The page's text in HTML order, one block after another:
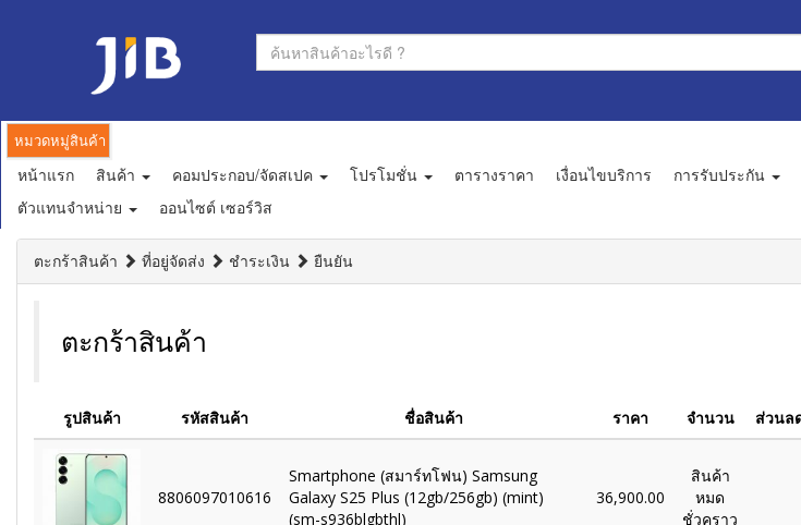
หมวดหมู่สินค้า
หน้าแรก สินค้า คอมประกอบ/จัดสเปค โปรโมชั่น ตารางราคา เงื่อนไขบริการ การรับประกัน
ตัวแทนจำหน่าย
ออนไซต์ เซอร์วิส
ตะกร้าสินค้า ที่อยู่จัดส่ง ชำระเงิน ยืนยัน
ตะกร้าสินค้า
รูปสินค้า รหัสสินค้า ชื่อสินค้า ราคา จำนวน ส่วนล
8806097010616
Smartphone (สมาร์ทโฟน) Samsung
Galaxy S25 Plus (12gb/256gb) (mint)
(sm-s936blgbthl)
36,900.00
สินค้า
หมด
ชั่วคราว